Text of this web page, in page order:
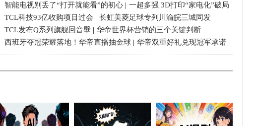
智能电视别丢了“打开就能看”的初心 | 一超多强 3D打印“家电化”破局
TCL科技93亿收购项目过会 | 长虹美菱足球专列川渝皖三城同发
TCL发布Q系列旗舰回音壁 | 华帝世界杯营销的三个关键判断
西班牙夺冠荣耀落地！华帝直播抽金球 | 华帝双重好礼兑现冠军承诺